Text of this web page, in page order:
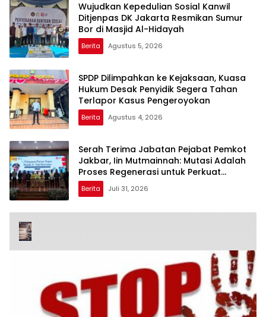
Wujudkan Kepedulian Sosial Kanwil
Ditjenpas DK Jakarta Resmikan Sumur
Bor di Masjid Al-Hidayah
Berita Agustus 5, 2026
SPDP Dilimpahkan ke Kejaksaan, Kuasa
Hukum Desak Penyidik Segera Tahan
Terlapor Kasus Pengeroyokan
Berita Agustus 4, 2026
Serah Terima Jabatan Pejabat Pemkot
Jakbar, Iin Mutmainnah: Mutasi Adalah
Proses Regenerasi untuk Perkuat
Pelayanan Publik
Berita Juli 31, 2026